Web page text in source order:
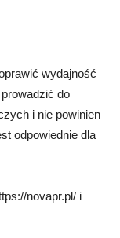
wydajność
do
i nie powinien
odpowiednie dla
novapr.pl/ i